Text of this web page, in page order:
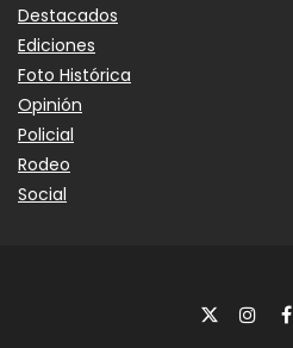
Destacados
Ediciones
Foto Histórica
Opinión
Policial
Rodeo
Social